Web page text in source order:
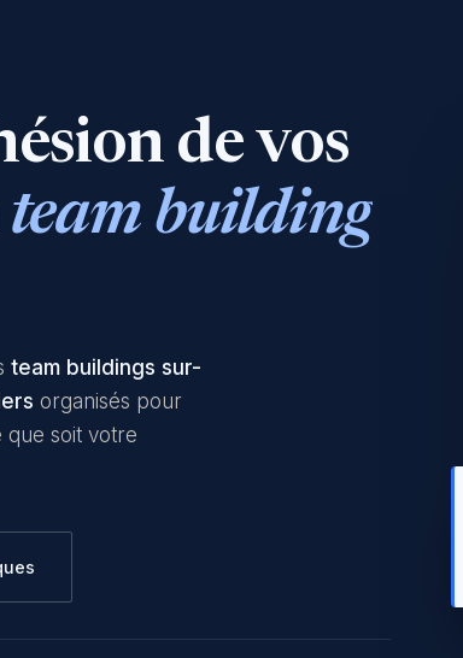
devos
team building
team buildings sur-
organisés pour
soit votre